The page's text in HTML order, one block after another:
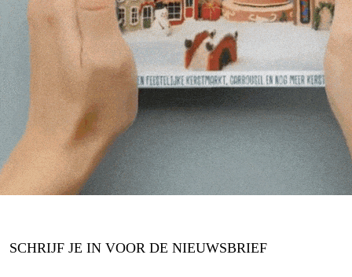
SCHRIJF JE IN VOOR DE NIEUWSBRIEF